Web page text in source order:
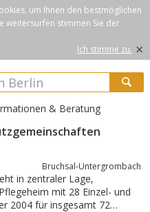
um Ihnen den bestmöglichen
weitersurfen stimmen Sie der
Ich stimme zu. ×
& Beratung
Bruchsal-Untergrombach
in zentraler Lage,
mit 28 Einzel- und